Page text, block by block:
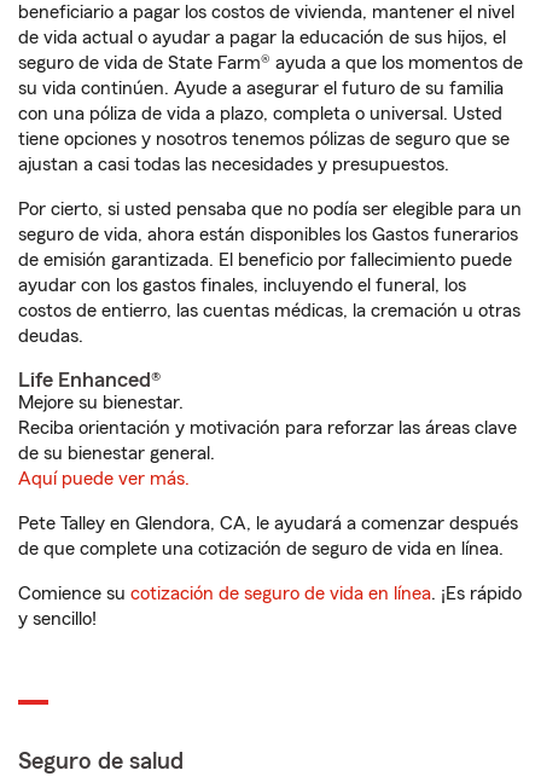
beneficiario a pagar los costos de vivienda, mantener el nivel
de vida actual o ayudar a pagar la educación de sus hijos, el
seguro de vida de State Farm® ayuda a que los momentos de
su vida continúen. Ayude a asegurar el futuro de su familia
con una póliza de vida a plazo, completa o universal. Usted
tiene opciones y nosotros tenemos pólizas de seguro que se
ajustan a casi todas las necesidades y presupuestos.
Por cierto, si usted pensaba que no podía ser elegible para un
seguro de vida, ahora están disponibles los Gastos funerarios
de emisión garantizada. El beneficio por fallecimiento puede
ayudar con los gastos finales, incluyendo el funeral, los
costos de entierro, las cuentas médicas, la cremación u otras
deudas.
Life Enhanced®
Mejore su bienestar.
Reciba orientación y motivación para reforzar las áreas clave
de su bienestar general.
Aquí puede ver más.
Pete Talley en Glendora, CA, le ayudará a comenzar después
de que complete una cotización de seguro de vida en línea.
Comience su cotización de seguro de vida en línea. ¡Es rápido
y sencillo!
Seguro de salud